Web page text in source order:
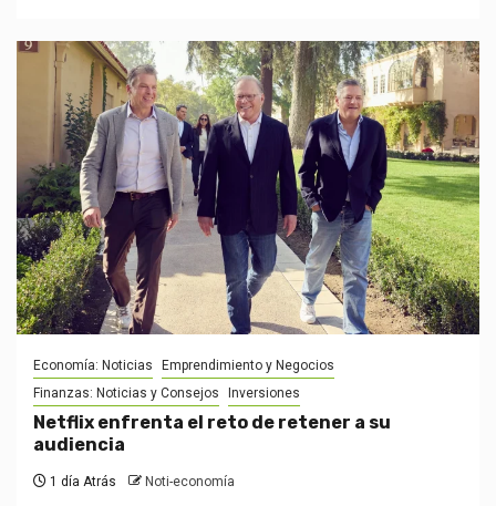
Economía: Noticias
Emprendimiento y Negocios
Finanzas: Noticias y Consejos
Inversiones
Netflix enfrenta el reto de retener a su
audiencia
1 día Atrás Noti-economía